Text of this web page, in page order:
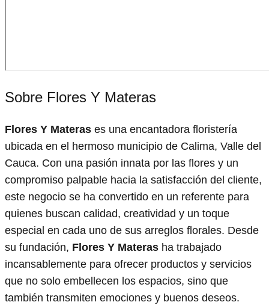
Sobre Flores Y Materas
Flores Y Materas es una encantadora floristería
ubicada en el hermoso municipio de Calima, Valle del
Cauca. Con una pasión innata por las flores y un
compromiso palpable hacia la satisfacción del cliente,
este negocio se ha convertido en un referente para
quienes buscan calidad, creatividad y un toque
especial en cada uno de sus arreglos florales. Desde
su fundación, Flores Y Materas ha trabajado
incansablemente para ofrecer productos y servicios
que no solo embellecen los espacios, sino que
también transmiten emociones y buenos deseos.